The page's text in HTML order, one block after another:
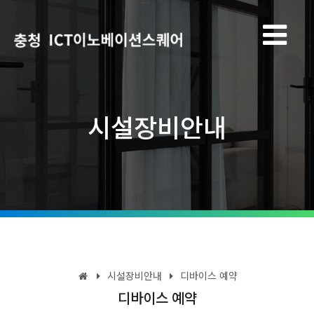
시설장비안내
시설장비안내 디바이스 예약
디바이스 예약